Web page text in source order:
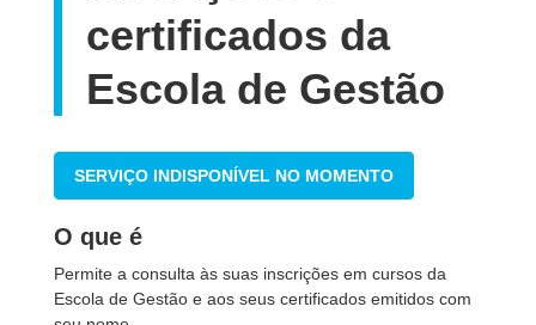
certificados da
Escola de Gestão
SERVIÇO INDISPONÍVEL NO MOMENTO
O que é
Permite a consulta às suas inscrições em cursos da
Escola de Gestão e aos seus certificados emitidos com